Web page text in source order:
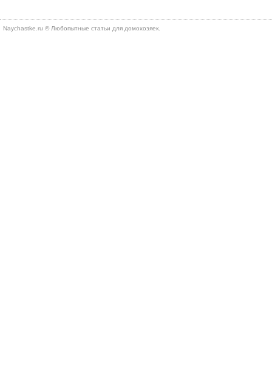
Naychastke.ru © Любопытные статьи для домохозяек.